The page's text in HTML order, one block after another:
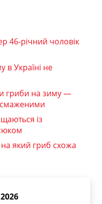
46-річний чоловік
в Україні не
гриби на зиму —
із
який гриб схожа